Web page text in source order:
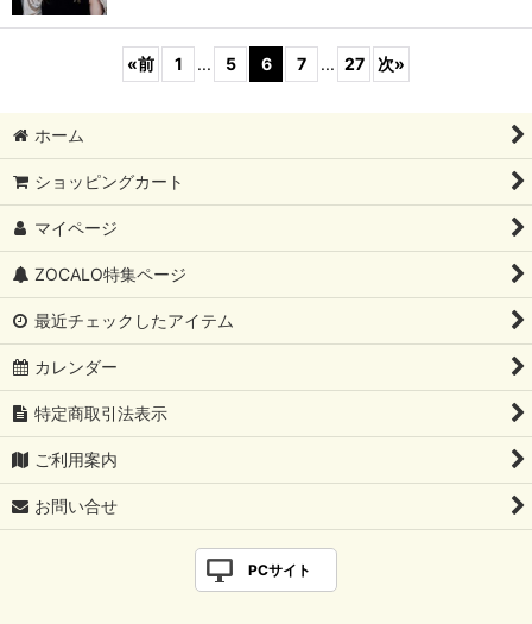
«前 1 ... 5 6 7 ... 27 次»
ホーム
ショッピングカート
マイページ
ZOCALO特集ページ
最近チェックしたアイテム
カレンダー
特定商取引法表示
ご利用案内
お問い合せ
PCサイト